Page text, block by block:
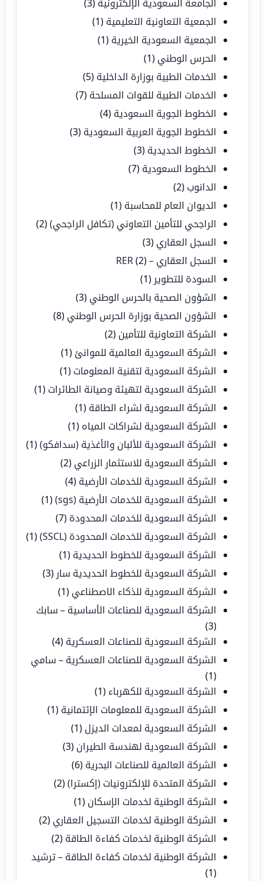
الجامعة السعودية الإلكترونية (3)
الجمعية التعاونية التعليمية (1)
الجمعية السعودية الخيرية (1)
الحرس الوطني (1)
الخدمات الطبية بوزارة الداخلية (5)
الخدمات الطبية للقوات المسلحة (7)
الخطوط الجوية السعودية (4)
الخطوط الجوية العربية السعودية (3)
الخطوط الحديدية (3)
الخطوط السعودية (7)
الدانوب (2)
الديوان العام للمحاسبة (1)
الراجحي للتأمين التعاوني (تكافل الراجحي)(2)
السجل العقاري (3)
السجل العقاري – RER(2)
السودة للتطوير (1)
الشؤون الصحية بالحرس الوطني (3)
الشؤون الصحية بوزارة الحرس الوطني (8)
الشركة التعاونية للتأمين (2)
الشركة السعودية العالمية للموانئ (1)
الشركة السعودية لتقنية المعلومات (1)
الشركة السعودية لتهيئة وصيانة الطائرات (1)
الشركة السعودية لشراء الطاقة (1)
الشركة السعودية لشراكات المياه (1)
الشركة السعودية للألبان والأغذية (سدافكو)(1)
الشركة السعودية للاستثمار الزراعي (2)
الشركة السعودية للخدمات الأرضية (4)
الشركة السعودية للخدمات الأرضية (sgs)
(1)
الشركة السعودية للخدمات المحدودة (7)
الشركة السعودية للخدمات المحدودة (SSCL)
(1)
الشركة السعودية للخطوط الحديدية (1)
الشركة السعودية للخطوط الحديدية سار (3)
الشركة السعودية للذكاء الاصطناعي (1)
الشركة السعودية للصناعات الأساسية – سابك
(3)
الشركة السعودية للصناعات العسكرية (4)
الشركة السعودية للصناعات العسكرية – سامي
(1)
الشركة السعودية للكهرباء (1)
الشركة السعودية للمعلومات الإئتمانية (1)
الشركة السعودية لمعدات الديزل (1)
الشركة السعودية لهندسة الطيران (3)
الشركة العالمية للصناعات البحرية (6)
الشركة المتحدة للإلكترونيات (إكسترا)(2)
الشركة الوطنية لخدمات الإسكان (1)
الشركة الوطنية لخدمات التسجيل العقاري (2)
الشركة الوطنية لخدمات كفاءة الطاقة (2)
الشركة الوطنية لخدمات كفاءة الطاقة – ترشيد
(1)